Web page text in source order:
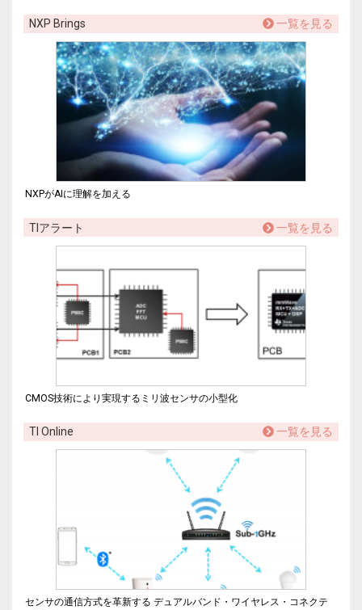
NXP Brings 一覧を見る
NXPがAIに理解を加える
TIアラート 一覧を見る
CMOS技術により実現するミリ波センサの小型化
TI Online 一覧を見る
センサの通信方式を革新する デュアルバンド・ワイヤレス・コネクテ